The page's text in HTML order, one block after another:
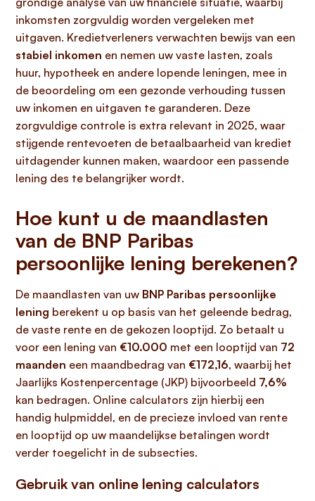
inkomsten zorgvuldig worden vergeleken met
uitgaven. Kredietverleners verwachten bewijs van een
stabiel inkomen en nemen uw vaste lasten, zoals
huur, hypotheek en andere lopende leningen, mee in
de beoordeling om een gezonde verhouding tussen
uw inkomen en uitgaven te garanderen. Deze
zorgvuldige controle is extra relevant in 2025, waar
stijgende rentevoeten de betaalbaarheid van krediet
uitdagender kunnen maken, waardoor een passende
lening des te belangrijker wordt.
Hoe kunt u de maandlasten
van de BNP Paribas
persoonlijke lening berekenen?
De maandlasten van uw BNP Paribas persoonlijke
lening berekent u op basis van het geleende bedrag,
de vaste rente en de gekozen looptijd. Zo betaalt u
voor een lening van €10.000 met een looptijd van 72
maanden een maandbedrag van €172,16, waarbij het
Jaarlijks Kostenpercentage (JKP) bijvoorbeeld 7,6%
kan bedragen. Online calculators zijn hierbij een
handig hulpmiddel, en de precieze invloed van rente
en looptijd op uw maandelijkse betalingen wordt
verder toegelicht in de subsecties.
Gebruik van online lening calculators